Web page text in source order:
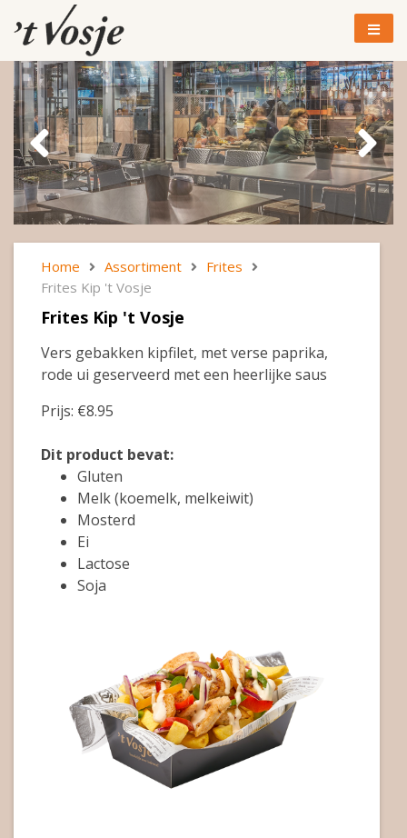
Home Assortiment
Frites
Frites Kip 't Vosje
Frites Kip 't Vosje
Vers gebakken kipfilet, met verse paprika,
rode ui geserveerd met een heerlijke saus
Prijs: €8.95
Dit product bevat:
Gluten
Melk (koemelk, melkeiwit)
Mosterd
Ei
Lactose
Soja